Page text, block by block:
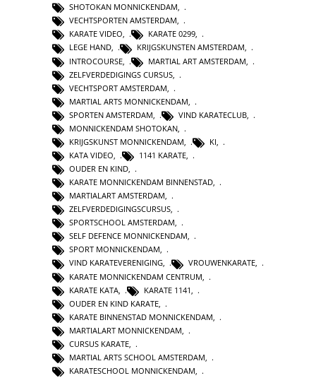
SHOTOKAN MONNICKENDAM,
VECHTSPORTEN AMSTERDAM,
KARATE VIDEO, KARATE 0299,
LEGE HAND, KRIJGSKUNSTEN AMSTERDAM,
INTROCOURSE
MARTIAL ART AMSTERDAM
ZELFVERDEDIGINGS CURSUS
VECHTSPORT AMSTERDAM
MARTIAL ARTS MONNICKENDAM
SPORTEN AMSTERDAM
VIND KARATECLUB
MONNICKENDAM SHOTOKAN
KRIJGSKUNST MONNICKENDAM
KI
KATA VIDEO
1141 KARATE
OUDER EN KIND,
KARATE MONNICKENDAM BINNENSTAD,
MARTIALART AMSTERDAM,
ZELFVERDEDIGINGSCURSUS,
SPORTSCHOOL AMSTERDAM,
SELF DEFENCE MONNICKENDAM,
SPORT MONNICKENDAM,
VIND KARATEVERENIGING, VROUWENKARATE,
KARATE MONNICKENDAM CENTRUM
KARATE KATA
KARATE 1141
OUDER EN KIND KARATE
KARATE BINNENSTAD MONNICKENDAM
MARTIALART MONNICKENDAM
CURSUS KARATE
MARTIAL ARTS SCHOOL AMSTERDAM
KARATESCHOOL MONNICKENDAM